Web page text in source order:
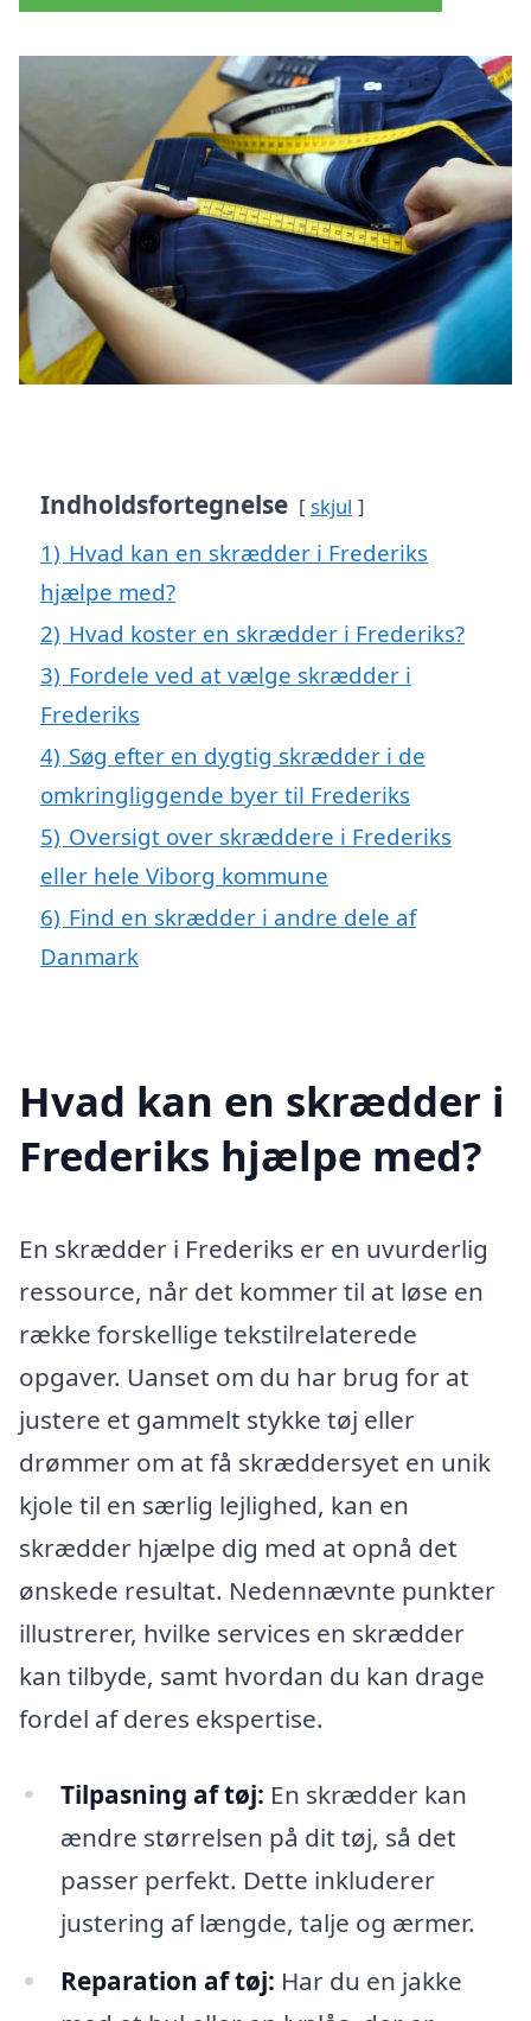
Indholdsfortegnelse skjul
1) Hvad kan en skrædder i Frederiks
hjælpe med?
2) Hvad koster en skrædder i Frederiks?
3) Fordele ved at vælge skrædder i
Frederiks
4) Søg efter en dygtig skrædder i de
omkringliggende byer til Frederiks
5) Oversigt over skræddere i Frederiks
eller hele Viborg kommune
6) Find en skrædder i andre dele af
Danmark
Hvad kan en skrædder i
Frederiks hjælpe med?
En skrædder i Frederiks er en uvurderlig
ressource, når det kommer til at løse en
række forskellige tekstilrelaterede
opgaver. Uanset om du har brug for at
justere et gammelt stykke tøj eller
drømmer om at få skræddersyet en unik
kjole til en særlig lejlighed, kan en
skrædder hjælpe dig med at opnå det
ønskede resultat. Nedennævnte punkter
illustrerer, hvilke services en skrædder
kan tilbyde, samt hvordan du kan drage
fordel af deres ekspertise.
Tilpasning af tøj: En skrædder kan
ændre størrelsen på dit tøj, så det
passer perfekt. Dette inkluderer
justering af længde, talje og ærmer.
Reparation af tøj: Har du en jakke